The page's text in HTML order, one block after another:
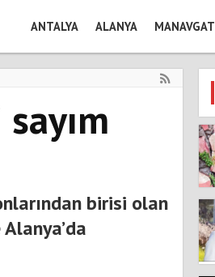
ANTALYA ALANYA MANAVGAT
birisi olan